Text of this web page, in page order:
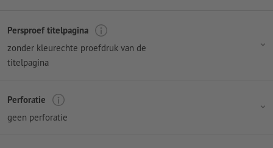
Persproef titelpagina
zonder kleurechte proefdruk van de
titelpagina
Perforatie
geen perforatie